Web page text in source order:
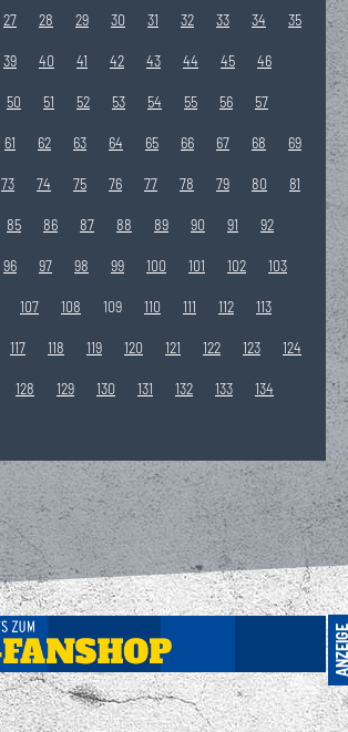
27 28 29 30 31 32 33 34 35
39 40 41 42 43 44 45 46
50 51 52 53 54 55 56 57
61 62 63 64 65 66 67 68 69
73 74 75 76 77 78 79 80 81
85 86 87 88 89 90 91 92
96 97 98 99 100 101 102 103
107 108 109 110 111 112 113
117 118 119 120 121 122 123 124
128 129 130 131 132 133 134